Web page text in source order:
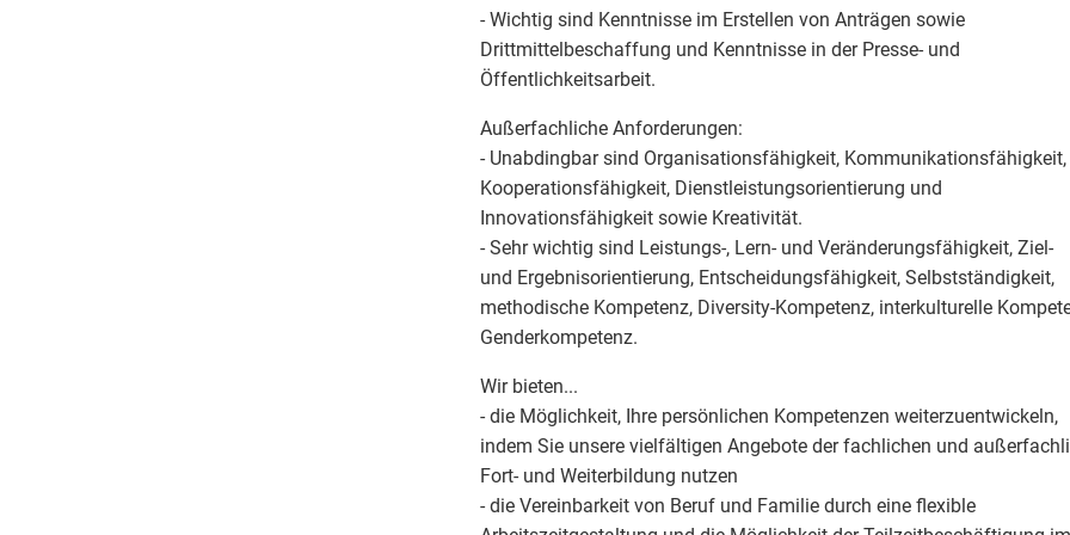
- Wichtig sind Kenntnisse im Erstellen von Anträgen sowie
Drittmittelbeschaffung und Kenntnisse in der Presse- und
Öffentlichkeitsarbeit.
Außerfachliche Anforderungen:
- Unabdingbar sind Organisationsfähigkeit, Kommunikationsfähigkeit,
Kooperationsfähigkeit, Dienstleistungsorientierung und
Innovationsfähigkeit sowie Kreativität.
- Sehr wichtig sind Leistungs-, Lern- und Veränderungsfähigkeit, Ziel-
und Ergebnisorientierung, Entscheidungsfähigkeit, Selbstständigkeit,
methodische Kompetenz, Diversity-Kompetenz, interkulturelle
Genderkompetenz.
Wir bieten...
- die Möglichkeit, Ihre persönlichen Kompetenzen weiterzuentwickeln,
indem Sie unsere vielfältigen Angebote der fachlichen und
Fort- und Weiterbildung nutzen
- die Vereinbarkeit von Beruf und Familie durch eine flexible